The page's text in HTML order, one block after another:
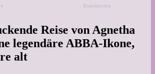
Reise von Agnetha
legendäre ABBA-Ikone,
alt